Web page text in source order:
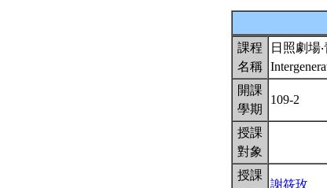
課程
名稱
日照劇場
開課
學期
109-2
授課
對象
授課
謝筱玫